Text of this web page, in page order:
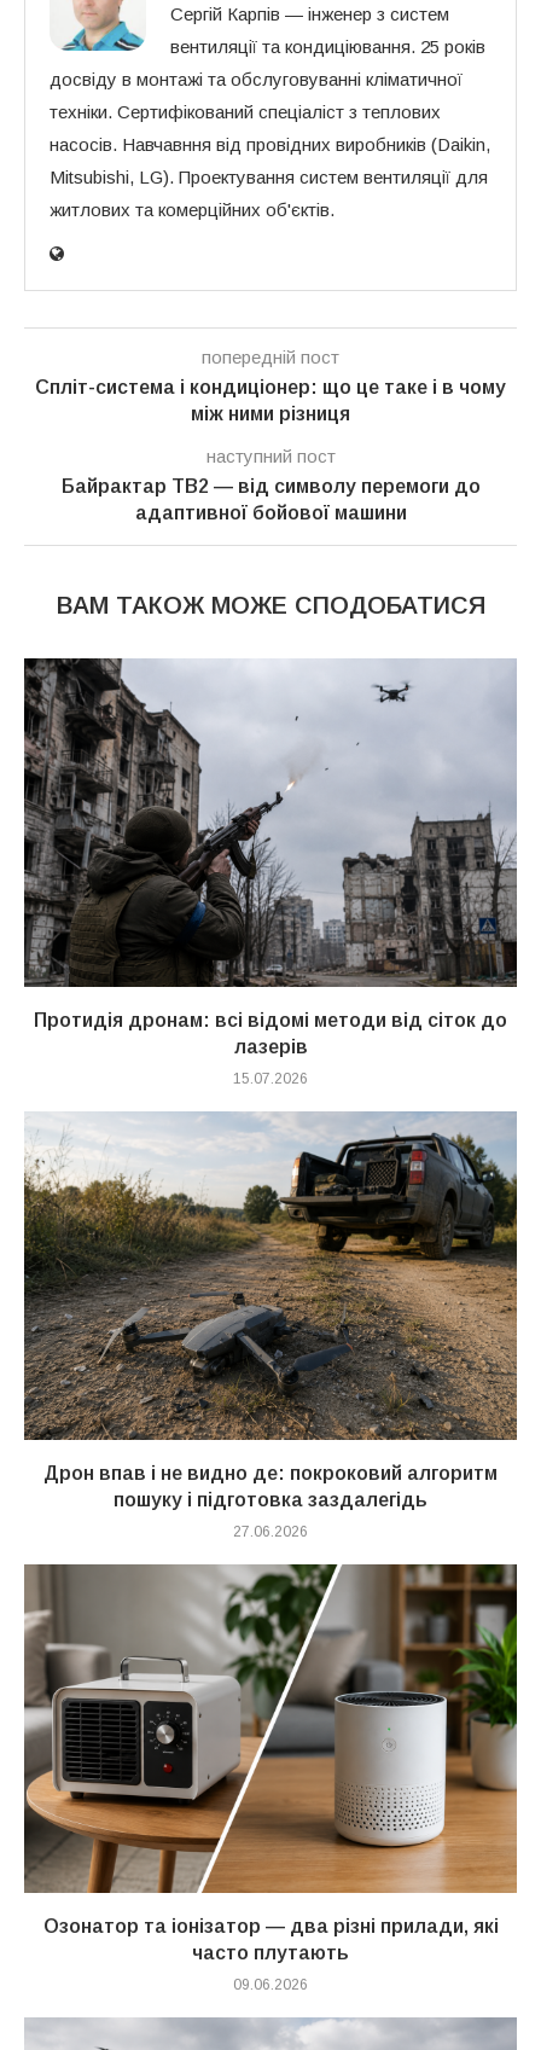
Сергій Карпів — інженер з систем
вентиляції та кондиціювання. 25 років
досвіду в монтажі та обслуговуванні кліматичної
техніки. Сертифікований спеціаліст з теплових
насосів. Навчавння від провідних виробників (Daikin,
Mitsubishi, LG). Проектування систем вентиляції для
житлових та комерційних об'єктів.
попередній пост
Спліт-система і кондиціонер: що це таке і в чому
між ними різниця
наступний пост
Байрактар TB2 — від символу перемоги до
адаптивної бойової машини
ВАМ ТАКОЖ МОЖЕ СПОДОБАТИСЯ
Протидія дронам: всі відомі методи від сіток до
лазерів
15.07.2026
Дрон впав і не видно де: покроковий алгоритм
пошуку і підготовка заздалегідь
27.06.2026
Озонатор та іонізатор — два різні прилади, які
часто плутають
09.06.2026